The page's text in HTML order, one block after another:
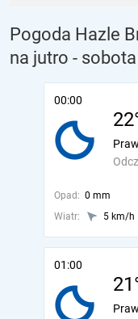
Pogoda Hazle
na jutro -
00:00
Opad: 0 mm
Wiatr:
5 km/h
01:00